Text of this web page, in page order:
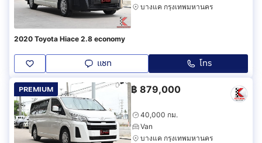
บางแค กรุงเทพมหานคร
2020 Toyota Hiace 2.8 economy
แชท โทร
PREMIUM ฿ 879,000
40,000 กม.
Van
บางแค กรุงเทพมหานคร